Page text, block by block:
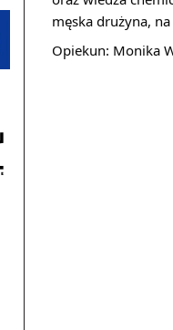
męska drużyna,
Opiekun: Monika